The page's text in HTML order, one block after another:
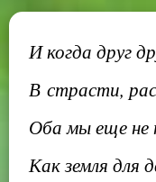
И когда друг
В страсти,
Оба мы еще не
Как земля для